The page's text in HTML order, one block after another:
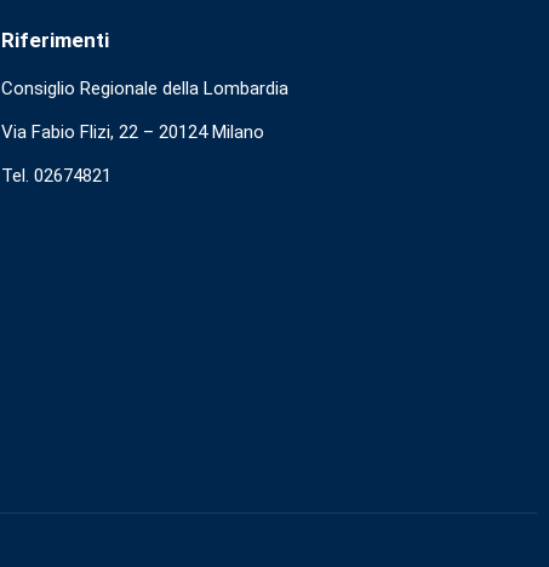
Riferimenti
Consiglio Regionale della Lombardia
Via Fabio Flizi, 22 – 20124 Milano
Tel. 02674821